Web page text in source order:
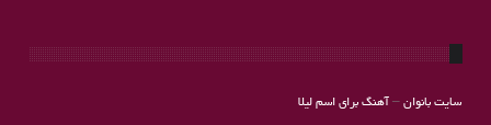
سایت بانوان– آهنگ برای اسم لیلا